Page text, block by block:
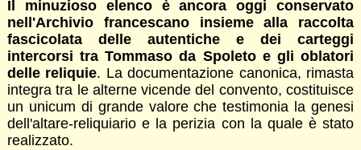
Il minuzioso elenco è ancora oggi conservato
nell'Archivio francescano insieme alla raccolta
fascicolata delle autentiche e dei carteggi
intercorsi tra Tommaso da Spoleto e gli oblatori
delle reliquie. La documentazione canonica, rimasta
integra tra le alterne vicende del convento, costituisce
un unicum di grande valore che testimonia la genesi
dell'altare-reliquiario e la perizia con la quale è stato
realizzato.